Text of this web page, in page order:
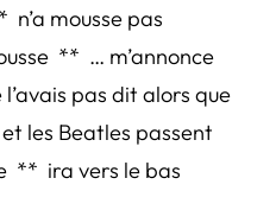
mousse pas
** … m’annonce
pas dit alors que
les Beatles passent
** ira vers le bas